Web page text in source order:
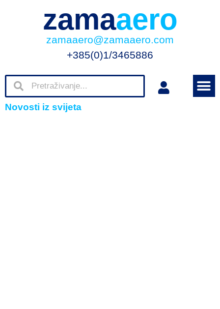
zamaaero
zamaaero@zamaaero.com
+385(0)1/3465886
Novosti iz svijeta